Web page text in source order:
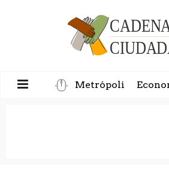
Metrópoli